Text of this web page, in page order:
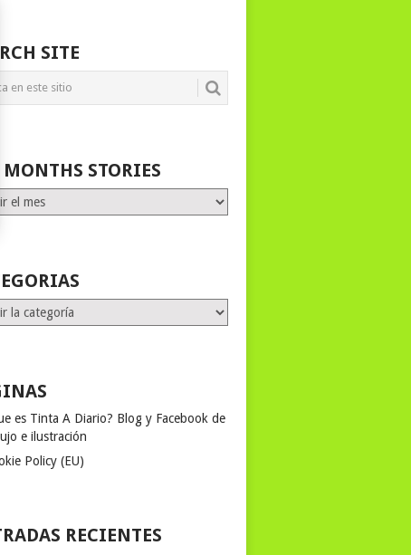
SITE
MONTHS STORIES
es Tinta A Diario? Blog y Facebook de
e ilustración
Policy (EU)
RECIENTES